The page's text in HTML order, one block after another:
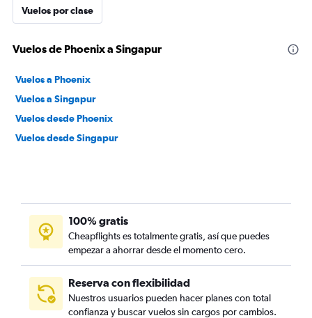
Vuelos por clase
Vuelos de Phoenix a Singapur
Vuelos a Phoenix
Vuelos a Singapur
Vuelos desde Phoenix
Vuelos desde Singapur
100% gratis
Cheapflights es totalmente gratis, así que puedes
empezar a ahorrar desde el momento cero.
Reserva con flexibilidad
Nuestros usuarios pueden hacer planes con total
confianza y buscar vuelos sin cargos por cambios.